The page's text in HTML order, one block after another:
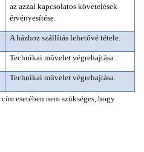
az azzal kapcsolatos követelések
érvényesítése.
A házhoz szállítás lehetővé tétele.
Technikai művelet végrehajtása.
Technikai művelet végrehajtása.
esetében nem szükséges, hogy